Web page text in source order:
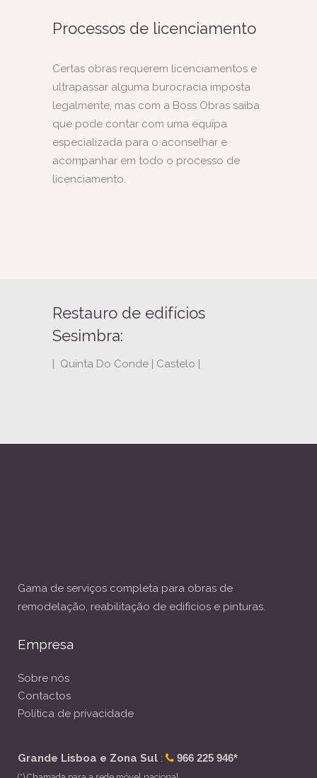
Processos de licenciamento
Certas obras requerem licenciamentos e
ultrapassar alguma burocracia imposta
legalmente, mas com a Boss Obras saiba
que pode contar com uma equipa
especializada para o aconselhar e
acompanhar em todo o processo de
licenciamento.
Restauro de edifícios
Sesimbra:
| Quinta Do Conde | Castelo |
Gama de serviços completa para obras de
remodelação, reabilitação de edifícios e pinturas.
Empresa
Sobre nós
Contactos
Política de privacidade
Grande Lisboa e Zona Sul : 966 225 946*